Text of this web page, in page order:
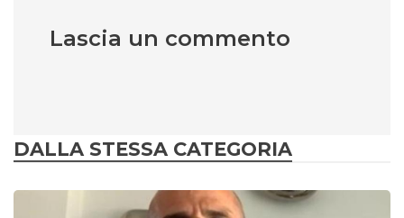
Lascia un commento
DALLA STESSA CATEGORIA